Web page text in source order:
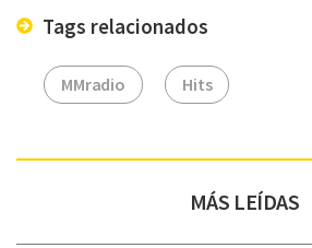
Tags relacionados
MMradio Hits
MÁS LEÍDAS